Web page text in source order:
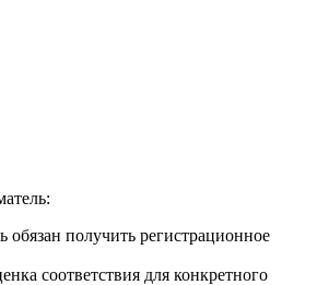
получить регистрационное
соответствия для конкретного